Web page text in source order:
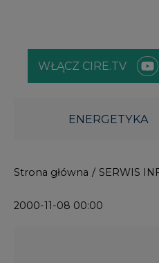
WŁĄCZ CIRE.TV
ENERGETYKA
Strona główna / SERWIS
2000-11-08 00:00